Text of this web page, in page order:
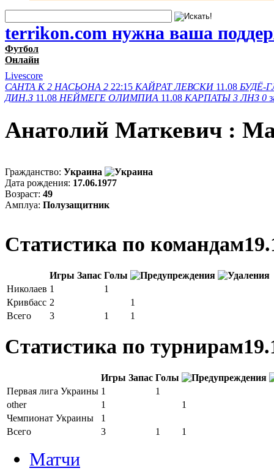
terrikon.com нужна ваша
Футбол
Онлайн
Livescore
САНТА К 2 НАСЬОНА 2 22:15 КАЙРАТ ЛЕВСКИ 11.08 БУДЁ-
ДИН.З 11.08 НЕЙМЕГЕ ОЛИМПИА 11.08 КАРПАТЫ 3 ЛНЗ 0
Анатолий Маткевич :
Гражданство: Украина
Дата рождения: 17.06.1977
Возраст: 49
Амплуа: Полузащитник
Статистика по командам
Игры Запас Голы
Николаев 1
1
Кривбасс 2
1
Всего
3 1 1
Статистика по турнирам
Игры Запас Голы
Первая лига Украины 1
1
other
1
1
Чемпионат Украины
1
Всего
3 1 1
Матчи